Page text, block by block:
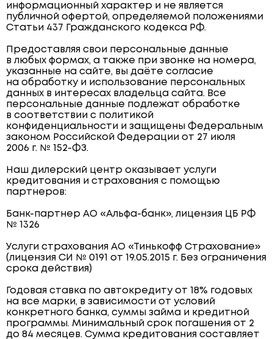
информационный характер и не является
публичной офертой, определяемой положениями
Статьи 437 Гражданского кодекса РФ.
Предоставляя свои персональные данные
в любых формах, а также при звонке на номера,
указанные на сайте, вы даёте согласие
на обработку и использование персональных
данных в интересах владельца сайта. Все
персональные данные подлежат обработке
в соответствии с политикой
конфиденциальности и защищены Федеральным
законом Российской Федерации от 27 июля
2006 г. № 152-ФЗ.
Наш дилерский центр оказывает услуги
кредитования и страхования с помощью
партнеров:
Банк-партнер АО «Альфа-банк», лицензия ЦБ РФ
№ 1326
Услуги страхования АО «Тинькофф Страхование»
(лицензия СИ № 0191 от 19.05.2015 г. Без ограничения
срока действия)
Годовая ставка по автокредиту от 18% годовых
на все марки, в зависимости от условий
конкретного банка, суммы займа и кредитной
программы. Минимальный срок погашения от 2
до 84 месяцев. Сумма кредитования составляет